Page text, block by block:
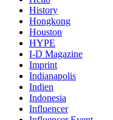
History
Hongkong
Houston
HYPE
I-D Magazine
Imprint
Indianapolis
Indien
Indonesia
Influencer